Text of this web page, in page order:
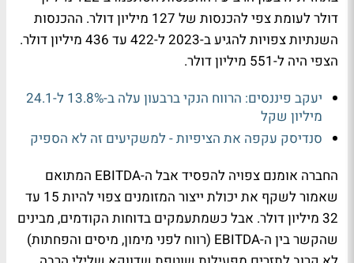
דולר לעומת צפי להכנסות של 127 מיליון דולר. ההכנסות
השנתיות צפויות להגיע ב-2023 ל-422 עד 436 מיליון דולר.
הצפי היה ל-551 מיליון דולר.
יעקב פיננסים: הרווח הנקי ברבעון עלה ב-13.8% ל-24.1
מיליון שקל
סנדיסק עקפה את הציפיות - למשקיעים זה לא הספיק
החברה אומנם צפויה להפסיד אבל ה-EBITDA המתואם
שאמור לשקף את יכולת ייצור המזומנים צפוי להיות 15 עד
32 מיליון דולר. אבל כשמתעמקים בדוחות הקודמים, מבינים
שהקשר בין ה-EBITDA (רווח לפני מימון, מיסים והפחתות)